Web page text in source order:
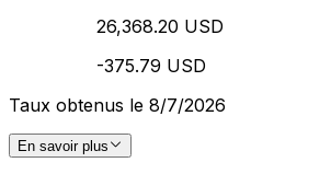
26,368.20 USD
-375.79 USD
Taux obtenus le 8/7/2026
En savoir plus